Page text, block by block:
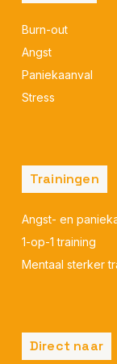
Burn-out
Angst
Paniekaanval
Stress
Trainingen
Angst- en
1-op-1 training
Mentaal sterker
Direct naar